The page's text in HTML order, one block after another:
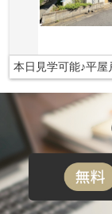
本日見学可能♪平